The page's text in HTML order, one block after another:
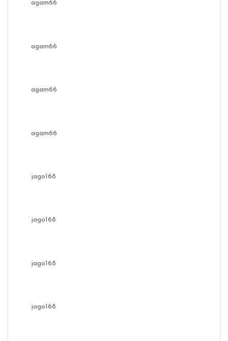
agam66
agam66
agam66
agam66
jago168
jago168
jago168
jago168